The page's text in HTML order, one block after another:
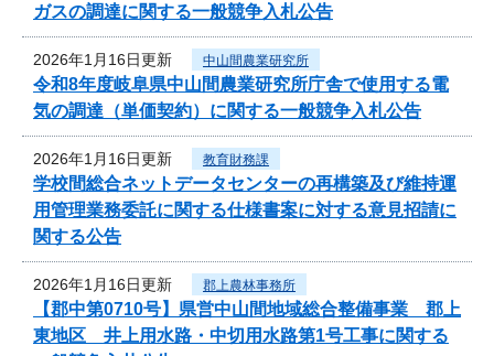
ガスの調達に関する一般競争入札公告
2026年1月16日更新 中山間農業研究所
令和8年度岐阜県中山間農業研究所庁舎で使用する電
気の調達（単価契約）に関する一般競争入札公告
2026年1月16日更新 教育財務課
学校間総合ネットデータセンターの再構築及び維持運
用管理業務委託に関する仕様書案に対する意見招請に
関する公告
2026年1月16日更新 郡上農林事務所
【郡中第0710号】県営中山間地域総合整備事業 郡上
東地区 井上用水路・中切用水路第1号工事に関する